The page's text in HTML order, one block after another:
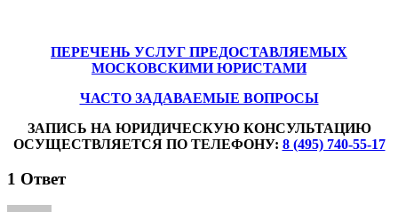
ПЕРЕЧЕНЬ УСЛУГ ПРЕДОСТАВЛЯЕМЫХ
МОСКОВСКИМИ ЮРИСТАМИ
ЧАСТО ЗАДАВАЕМЫЕ ВОПРОСЫ
ЗАПИСЬ НА ЮРИДИЧЕСКУЮ КОНСУЛЬТАЦИЮ
ОСУЩЕСТВЛЯЕТСЯ ПО ТЕЛЕФОНУ: 8 (495) 740-55-17
1 Ответ